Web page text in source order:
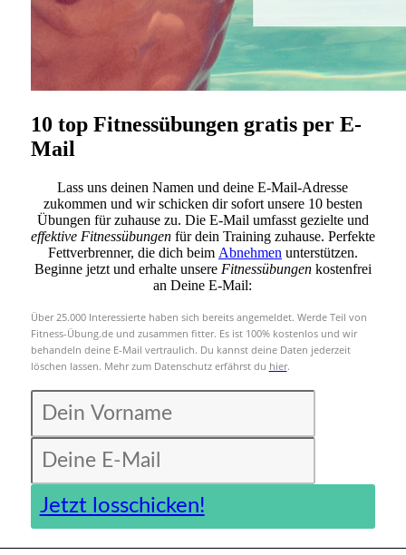
10 top Fitnessübungen gratis per E-
Mail
Lass uns deinen Namen und deine E-Mail-Adresse
zukommen und wir schicken dir sofort unsere 10 besten
Übungen für zuhause zu. Die E-Mail umfasst gezielte und
effektive Fitnessübungenfür dein Training zuhause. Perfekte
Fettverbrenner, die dich beim Abnehmen unterstützen.
Beginne jetzt und erhalte unsere Fitnessübungenkostenfrei
an Deine E-Mail:
Über 25.000 Interessierte haben sich bereits angemeldet. Werde Teil von
Fitness-Übung.de und zusammen fitter. Es ist 100% kostenlos und wir
behandeln deine E-Mail vertraulich. Du kannst deine Daten jederzeit
löschen lassen. Mehr zum Datenschutz erfährst du hier.
Jetzt losschicken!